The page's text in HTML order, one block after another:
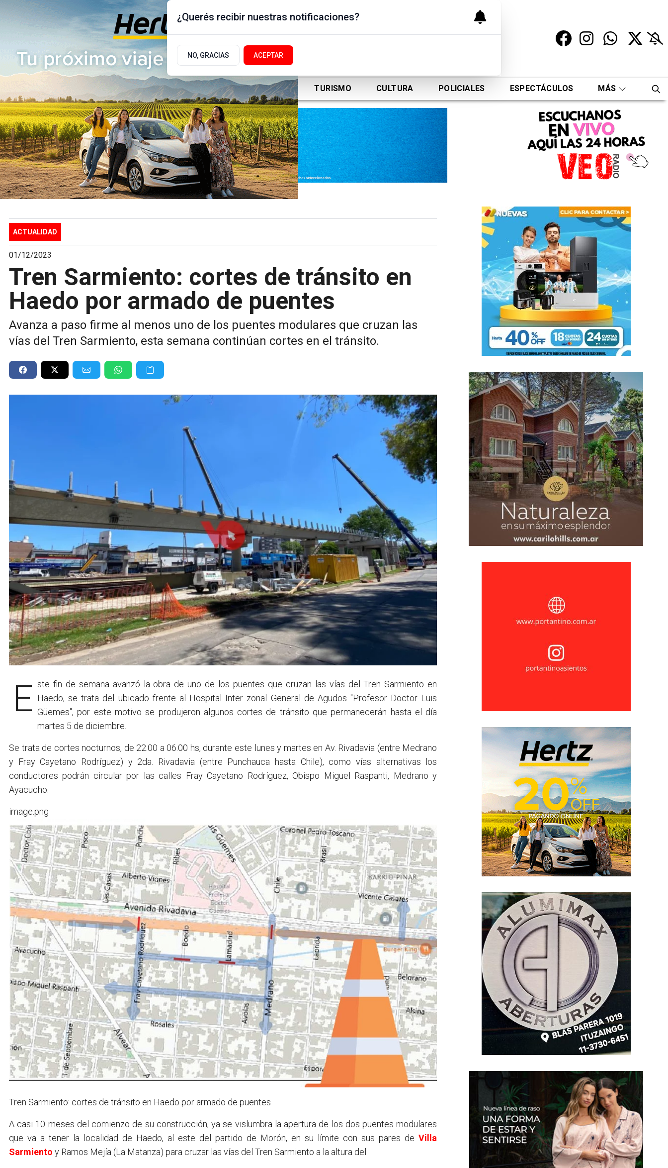
Jueves 6 de Agosto
de 2026
17.9ºc | Buenos Aires, AR
ACTUALIDAD POLÍTICA DEPORTES TURISMO CULTURA POLICIALES ESPECTÁCULOS MÁS
ACTUALIDAD
01/12/2023
Tren Sarmiento: cortes de tránsito en
Haedo por armado de puentes
Avanza a paso firme al menos uno de los puentes modulares que cruzan las
vías del Tren Sarmiento, esta semana continúan cortes en el tránsito.
Este fin de semana avanzó la obra de uno de los puentes que cruzan las vías del Tren Sarmiento en Haedo, se trata del ubicado frente al Hospital Inter zonal General de Agudos "Profesor Doctor Luis
Güemes", por este motivo se produjeron algunos cortes de tránsito que permanecerán hasta el día
martes 5 de diciembre.
Se trata de cortes nocturnos, de 22.00 a 06.00 hs, durante este lunes y martes en Av. Rivadavia (entre Medrano
y Fray Cayetano Rodríguez) y 2da. Rivadavia (entre Punchauca hasta Chile), como vías alternativas los
conductores podrán circular por las calles Fray Cayetano Rodríguez, Obispo Miguel Raspanti, Medrano y
Ayacucho.
image.png
Tren Sarmiento: cortes de tránsito en Haedo por armado de puentes
A casi 10 meses del comienzo de su construcción, ya se vislumbra la apertura de los dos puentes modulares
que va a tener la localidad de Haedo, al este del partido de Morón, en su límite con sus pares deVilla
Sarmiento y Ramos Mejía (La Matanza) para cruzar las vías del Tren Sarmiento a la altura del
¿Querés recibir nuestras notificaciones?
NO, GRACIAS ACEPTAR